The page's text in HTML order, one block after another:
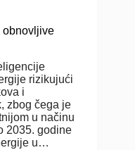
obnovljive
rizikujući
i
zbog čega je
u načinu
2035. godine
u…